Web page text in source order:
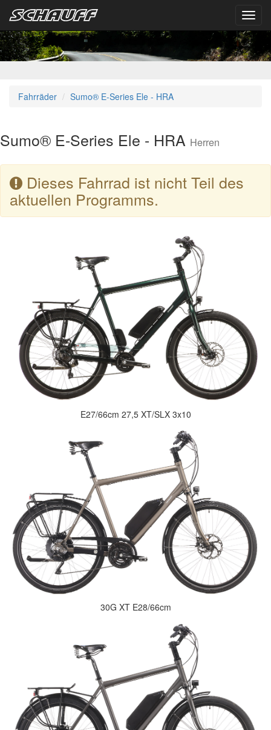
Fahrräder Sumo® E-Series Ele - HRA
Sumo® E-Series Ele - HRA Herren
Dieses Fahrrad ist nicht Teil des
aktuellen Programms.
E27/66cm 27,5 XT/SLX 3x10
30G XT E28/66cm